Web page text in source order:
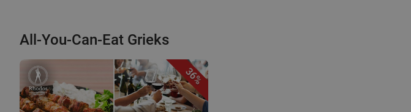
All-You-Can-Eat Grieks
36%